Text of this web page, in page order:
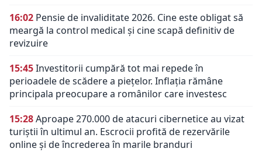
16:02 Pensie de invaliditate 2026. Cine este obligat să
meargă la control medical și cine scapă definitiv de
revizuire
15:45Investitorii cumpără tot mai repede în
perioadele de scădere a piețelor. Inflația rămâne
principala preocupare a românilor care investesc
15:28Aproape 270.000 de atacuri cibernetice au vizat
turiștii în ultimul an. Escrocii profită de rezervările
online și de încrederea în marile branduri